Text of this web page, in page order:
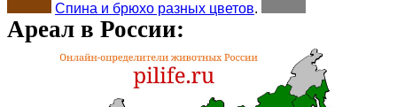
Спина и брюхо разных цветов.
Ареал в России: